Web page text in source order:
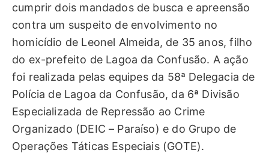
cumprir dois mandados de busca e apreensão
contra um suspeito de envolvimento no
homicídio de Leonel Almeida, de 35 anos, filho
do ex-prefeito de Lagoa da Confusão. A ação
foi realizada pelas equipes da 58ª Delegacia de
Polícia de Lagoa da Confusão, da 6ª Divisão
Especializada de Repressão ao Crime
Organizado (DEIC – Paraíso) e do Grupo de
Operações Táticas Especiais (GOTE).